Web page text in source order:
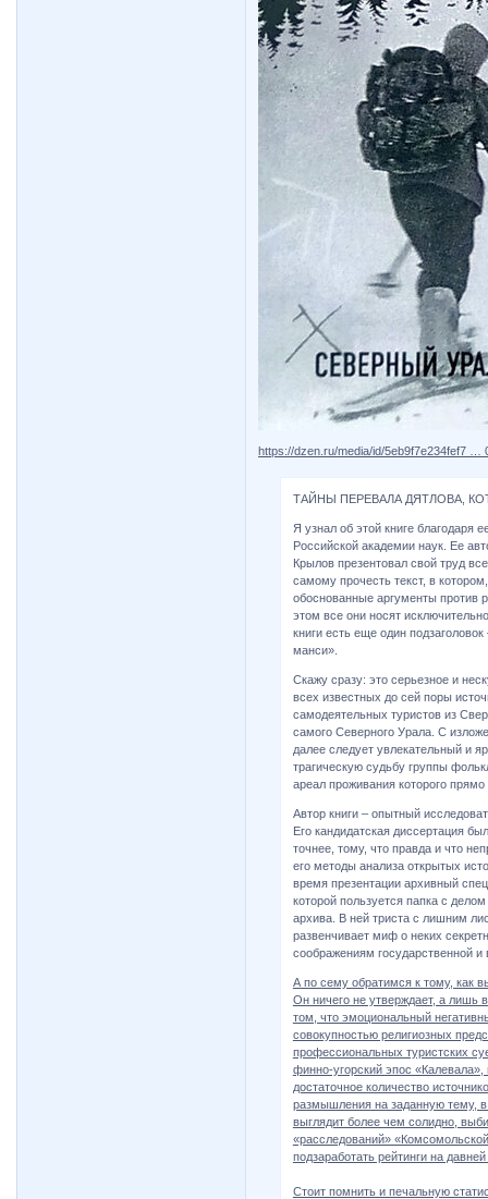
https://dzen.ru/media/id/5eb9f7e234fef7 …
ТАЙНЫ ПЕРЕВАЛА ДЯТЛОВА,
Я узнал об этой книге благодаря
Российской академии наук. Ее
Крылов презентовал свой труд
самому прочесть текст, в
обоснованные аргументы против
этом все они носят
книги есть еще один
манси».
Скажу сразу: это серьезное и
всех известных до сей поры
самодеятельных туристов из
самого Северного Урала. С
далее следует увлекательный и
трагическую судьбу группы
ареал проживания которого
Автор книги – опытный
Его кандидатская диссертация
точнее, тому, что правда и что
его методы анализа открытых
время презентации архивный
которой пользуется папка с
архива. В ней триста с лишним
развенчивает миф о неких
соображениям государственной и
А по сему обратимся к тому, как
Он ничего не утверждает, а лишь
том, что эмоциональный
совокупностью религиозных
профессиональных туристских
финно-угорский эпос
достаточное количество
размышления на заданную тему,
выглядит более чем солидно,
«расследований»
подзаработать рейтинги на
Стоит помнить и печальную